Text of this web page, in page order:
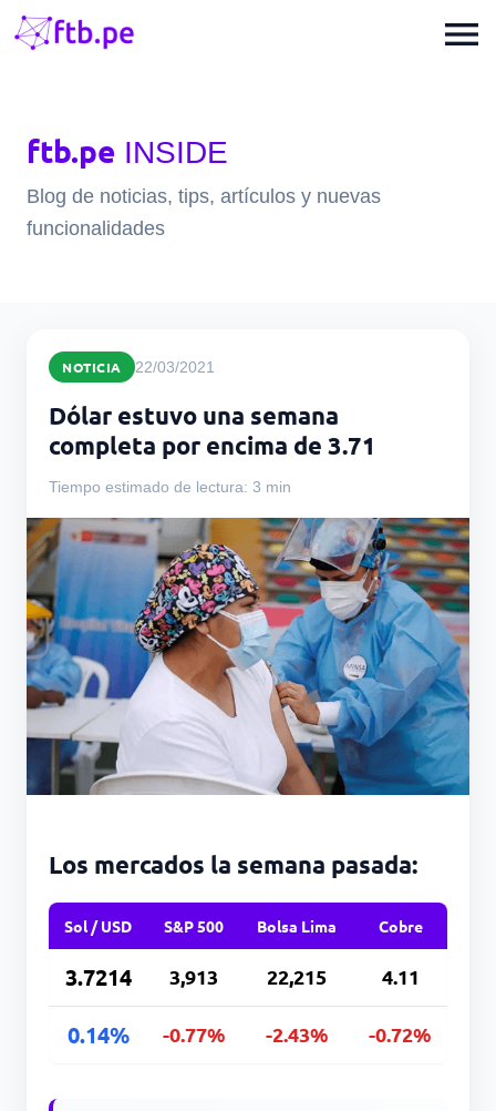
menu
ftb.pe INSIDE
Blog de noticias, tips, artículos y nuevas
funcionalidades
NOTICIA 22/03/2021
Dólar estuvo una semana
completa por encima de 3.71
Tiempo estimado de lectura: 3 min
Los mercados la semana pasada:
Sol / USD S&P 500 Bolsa Lima Cobre
3.7214 3,913 22,215 4.11
0.14% -0.77% -2.43% -0.72%